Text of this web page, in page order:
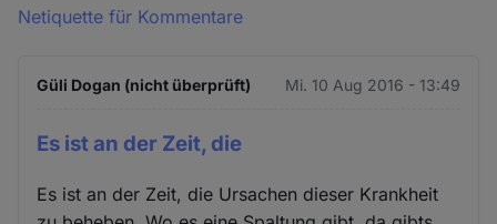
Netiquette für Kommentare
Güli Dogan (nicht überprüft) Mi. 10 Aug 2016 - 13:49
Es ist an der Zeit, die
Es ist an der Zeit, die Ursachen dieser Krankheit